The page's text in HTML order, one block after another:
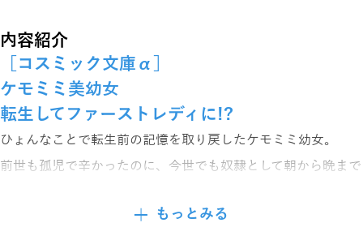
内容紹介
［コスミック文庫α］
ケモミミ美幼女
転生してファーストレディに!?
ひょんなことで転生前の記憶を取り戻したケモミミ幼女。
前世も孤児で辛かったのに、今世でも奴隷として朝から晩まで
ある日、雇い主から幼女趣味の貴族に売られるという話をされ
もっとみる